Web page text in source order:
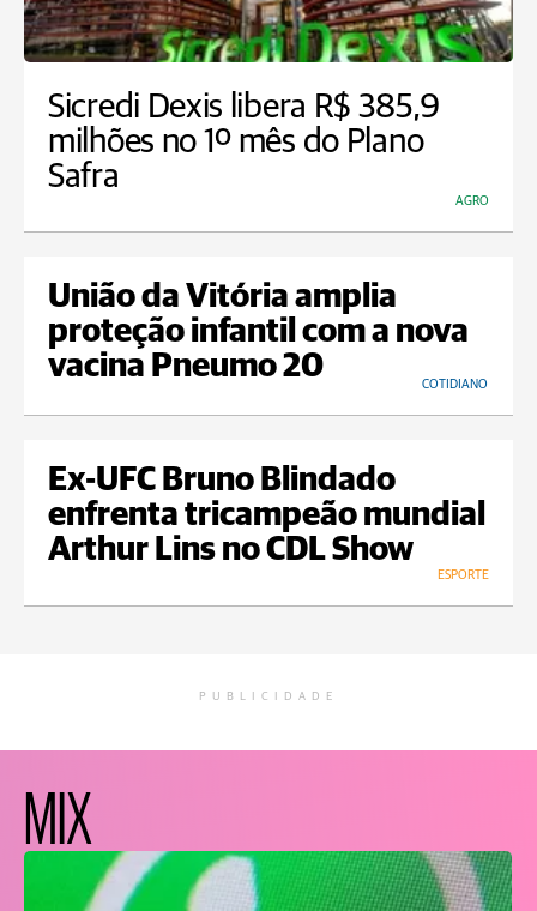
Sicredi Dexis libera R$ 385,9
milhões no 1º mês do Plano
Safra
AGRO
União da Vitória amplia
proteção infantil com a nova
vacina Pneumo 20
COTIDIANO
Ex-UFC Bruno Blindado
enfrenta tricampeão mundial
Arthur Lins no CDL Show
ESPORTE
PUBLICIDADE
MIX